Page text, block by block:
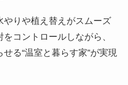
やりや植え替えがスムーズ
コントロールしながら、
る“温室と暮らす家”が実現